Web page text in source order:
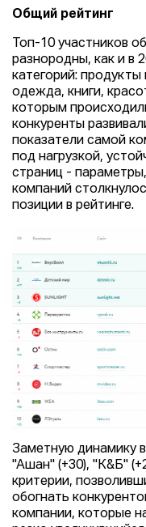
Общий рейтинг
Топ-10 участников
разнородны, как и в
категорий: продукты
одежда, книги,
которым
конкуренты
показатели самой
под нагрузкой,
страниц -
компаний
позиции в рейтинге.
Заметную динамику
"Ашан" (+30), "К&Б"
критерии,
обогнать
компании, которые